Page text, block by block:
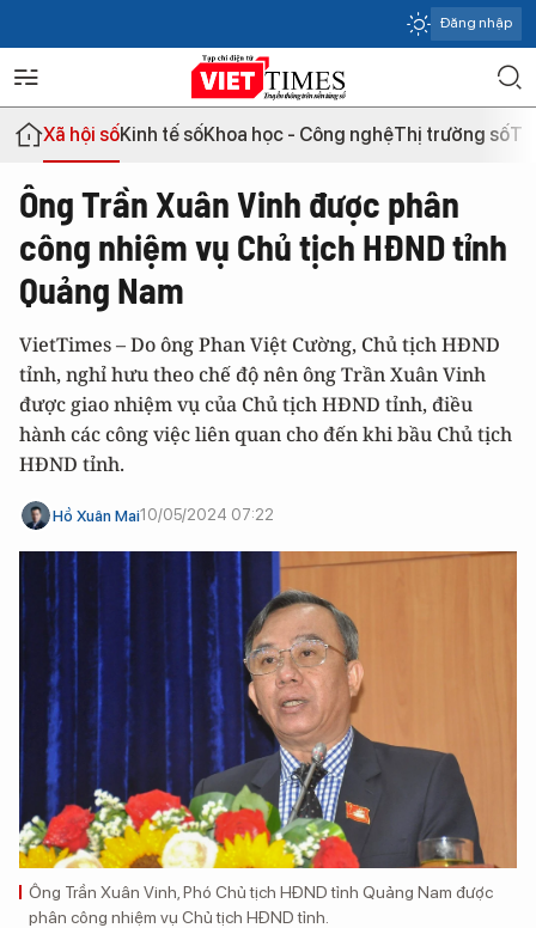
Đăng nhập
Xã hội sốKinh tế sốKhoa học - Công nghệThị trường số
Ông Trần Xuân Vinh được phân
công nhiệm vụ Chủ tịch HĐND tỉnh
Quảng Nam
VietTimes – Do ông Phan Việt Cường, Chủ tịch HĐND
tỉnh, nghỉ hưu theo chế độ nên ông Trần Xuân Vinh
được giao nhiệm vụ của Chủ tịch HĐND tỉnh, điều
hành các công việc liên quan cho đến khi bầu Chủ tịch
HĐND tỉnh.
Hồ Xuân Mai10/05/2024 07:22
Ông Trần Xuân Vinh, Phó Chủ tịch HĐND tỉnh Quảng Nam được
phân công nhiệm vụ Chủ tịch HĐND tỉnh.